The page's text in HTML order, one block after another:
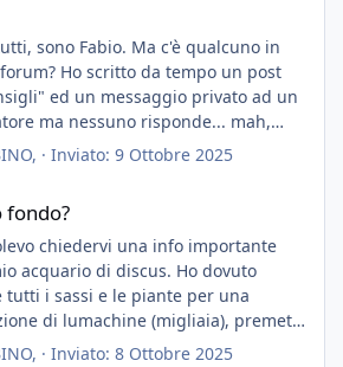
sono Fabio. Ma c'è qualcuno in
Ho scritto da tempo un post
ed un messaggio privato ad un
ma nessuno risponde... mah,
speravo in un consiglio...
, · Inviato: 9 Ottobre 2025
fondo?
chiedervi una info importante
acquario di discus. Ho dovuto
tutti i sassi e le piante per una
di lumachine (migliaia), premetto
discus, 8 coridoras, e una ventina di
, · Inviato: 8 Ottobre 2025